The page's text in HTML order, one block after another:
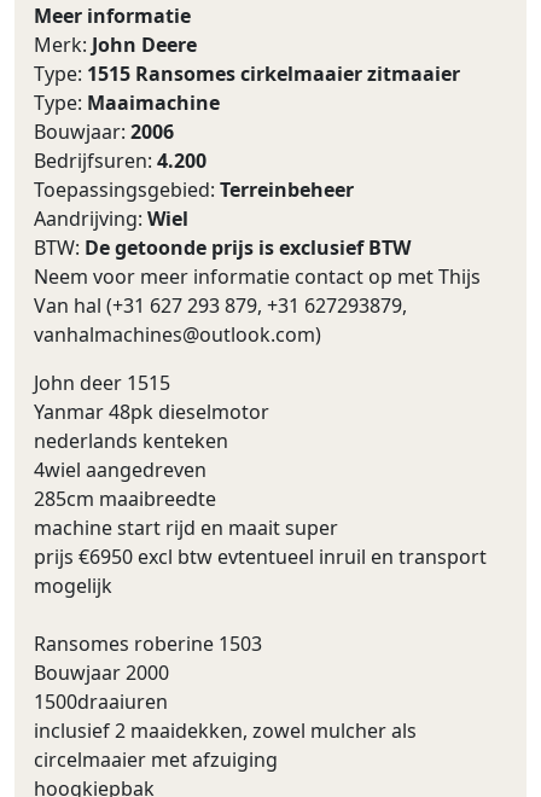
Meer informatie
Merk: John Deere
Type: 1515 Ransomes cirkelmaaier zitmaaier
Type: Maaimachine
Bouwjaar: 2006
Bedrijfsuren: 4.200
Toepassingsgebied: Terreinbeheer
Aandrijving: Wiel
BTW: De getoonde prijs is exclusief BTW
Neem voor meer informatie contact op met Thijs
Van hal (+31 627 293 879, +31 627293879,
vanhalmachines@outlook.com)
John deer 1515
Yanmar 48pk dieselmotor
nederlands kenteken
4wiel aangedreven
285cm maaibreedte
machine start rijd en maait super
prijs €6950 excl btw evtentueel inruil en transport
mogelijk
Ransomes roberine 1503
Bouwjaar 2000
1500draaiuren
inclusief 2 maaidekken, zowel mulcher als
circelmaaier met afzuiging
hoogkiepbak